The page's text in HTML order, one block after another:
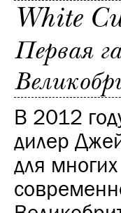
White
Первая
В 2012
дилер
для